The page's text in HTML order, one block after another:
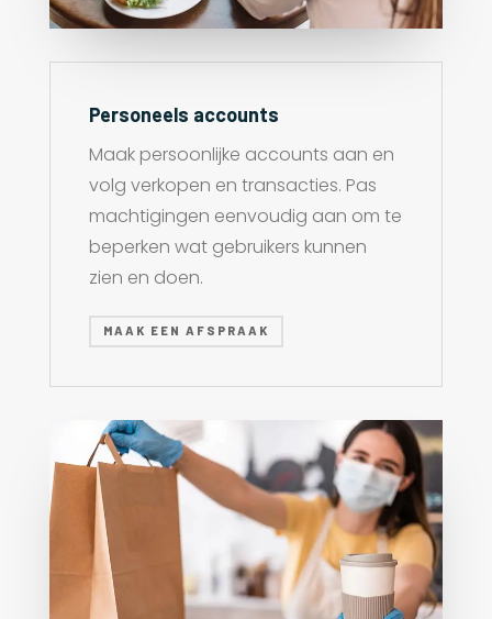
Personeels accounts
Maak persoonlijke accounts aan en
volg verkopen en transacties. Pas
machtigingen eenvoudig aan om te
beperken wat gebruikers kunnen
zien en doen.
MAAK EEN AFSPRAAK